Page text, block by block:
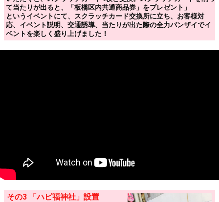
て当たりが出ると、「板橋区内共通商品券」をプレゼント」
というイベントにて、スクラッチカード交換所に立ち、お客様対
応、イベント説明、交通誘導、当たりが出た際の全力バンザイでイ
ベントを楽しく盛り上げました！
その3 「ハピ福神社」設置